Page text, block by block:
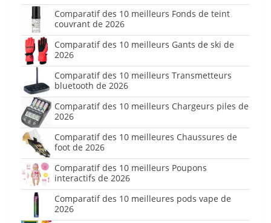
Comparatif des 10 meilleurs Fonds de teint
couvrant de 2026
Comparatif des 10 meilleurs Gants de ski de
2026
Comparatif des 10 meilleurs Transmetteurs
bluetooth de 2026
Comparatif des 10 meilleurs Chargeurs piles de
2026
Comparatif des 10 meilleures Chaussures de
foot de 2026
Comparatif des 10 meilleurs Poupons
interactifs de 2026
Comparatif des 10 meilleures pods vape de
2026